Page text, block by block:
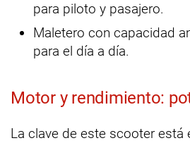
para piloto y pasajero.
Maletero con capacidad
para el día a día.
Motor y rendimiento:
La clave de este scooter